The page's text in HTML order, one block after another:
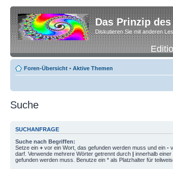
Das Prinzip
Diskutieren Sie mit anderen
Foren-Übersicht • Aktive Themen
Suche
SUCHANFRAGE
Suche nach Begriffen:
Setze ein + vor ein Wort, das gefunden werden muss und ein -
darf. Verwende mehrere Wörter getrennt durch | innerhalb
gefunden werden muss. Benutze ein * als Platzhalter für